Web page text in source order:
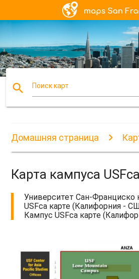
search Поиск карт
Домашняя страница
Карта кампуса USFca
Университет Сан-Франциско
USFca карте (Калифорния -
Кампус USFca карте